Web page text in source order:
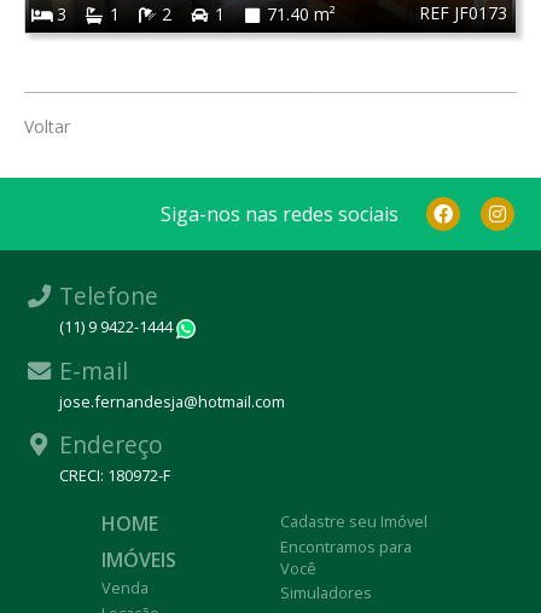
REF JF0173
3
1 2 1 71.40 m²
Voltar
Siga-nos nas redes sociais
Telefone
(11) 9 9422-1444
E-mail
jose.fernandesja@hotmail.com
Endereço
CRECI: 180972-F
HOME
IMÓVEIS
Venda
Cadastre seu Imóvel
Encontramos para
Você
Simuladores